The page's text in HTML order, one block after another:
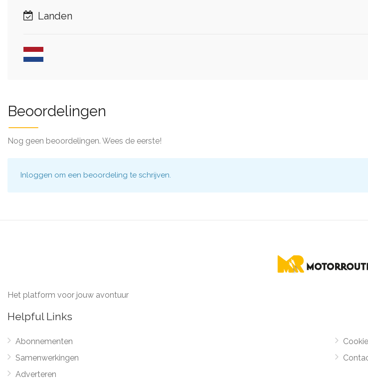
Landen
Beoordelingen
Nog geen beoordelingen. Wees de eerste!
Inloggen om een beoordeling te schrijven.
Het platform voor jouw avontuur
Helpful Links
Abonnementen
Samenwerkingen
Adverteren